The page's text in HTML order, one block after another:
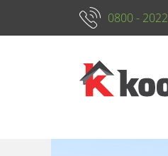
0800 - 2022
Kenmerken